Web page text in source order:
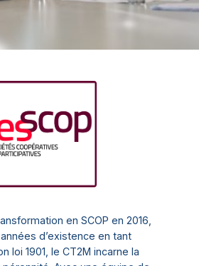
en SCOP en 2016,
d’existence en tant
loi 1901, le CT2M incarne la